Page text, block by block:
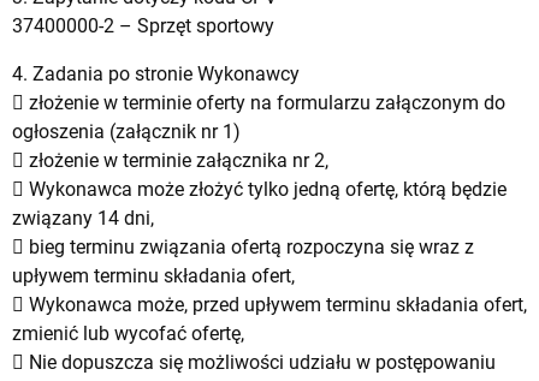
37400000-2 – Sprzęt sportowy
4. Zadania po stronie Wykonawcy
 złożenie w terminie oferty na formularzu załączonym do
ogłoszenia (załącznik nr 1)
 złożenie w terminie załącznika nr 2,
 Wykonawca może złożyć tylko jedną ofertę, którą będzie
związany 14 dni,
 bieg terminu związania ofertą rozpoczyna się wraz z
upływem terminu składania ofert,
 Wykonawca może, przed upływem terminu składania ofert,
zmienić lub wycofać ofertę,
 Nie dopuszcza się możliwości udziału w postępowaniu